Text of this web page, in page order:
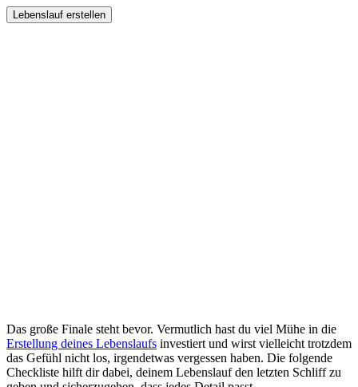
Lebenslauf erstellen
Das große Finale steht bevor. Vermutlich hast du viel Mühe in die
Erstellung deines Lebenslaufs investiert und wirst vielleicht trotzdem
das Gefühl nicht los, irgendetwas vergessen haben. Die folgende
Checkliste hilft dir dabei, deinem Lebenslauf den letzten Schliff zu